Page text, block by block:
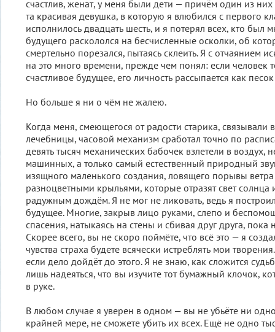
счастлив, женат, у меня были дети — причём один из
та красивая девушка, в которую я влюбился с первого
исполнилось двадцать шесть, и я потерял всех, кто был
будущего раскололся на бесчисленные осколки, об
смертельно порезался, пытаясь склеить. Я с отчаянием
на это много времени, прежде чем понял: если человек
счастливое будущее, его личность рассыпается как
Но больше я ни о чём не жалею.
Когда меня, смеющегося от радости старика, связывали
лечебницы, часовой механизм сработал точно по
девять тысяч механических бабочек взлетели в воздух,
машинных, а только самый естественный природный
изящного маленького создания, ловящего порывы
разноцветными крыльями, которые отразят свет
радужным дождём. Я не мог не ликовать, ведь я
будущее. Многие, закрыв лицо руками, слепо и
спасения, натыкаясь на стены и сбивая друг друга, пока
Скорее всего, вы не скоро поймёте, что всё это — я
чувства страха будете всячески истреблять мои
если дело дойдёт до этого. Я не знаю, как сложится
лишь надеяться, что вы изучите тот бумажный клочок,
в руке.
В любом случае я уверен в одном — вы не убьёте ни
крайней мере, не сможете убить их всех. Ещё не одно